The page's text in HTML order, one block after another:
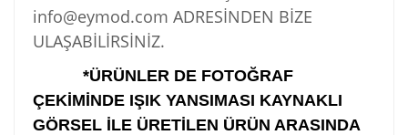
info@eymod.com ADRESİNDEN BİZE
ULAŞABİLİRSİNİZ.
*ÜRÜNLER DE FOTOĞRAF
ÇEKİMİNDE IŞIK YANSIMASI KAYNAKLI
GÖRSEL İLE ÜRETİLEN ÜRÜN ARASINDA